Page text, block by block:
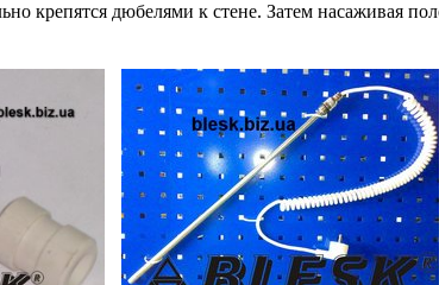
крепятся дюбелями к стене. Затем насаживая